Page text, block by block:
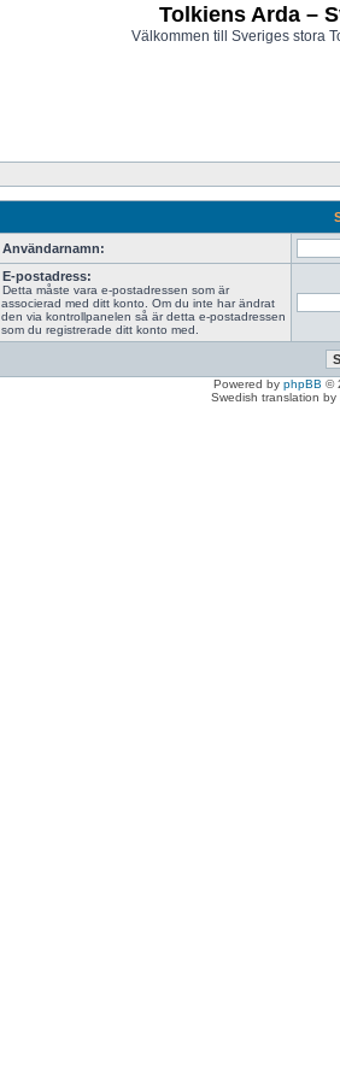
Tolkiens Arda –
Välkommen till Sveriges stora
Användarnamn:
E-postadress:
Detta måste vara e-postadressen som är
associerad med ditt konto. Om du inte har ändrat
den via kontrollpanelen så är detta e-postadressen
som du registrerade ditt konto med.
Powered by phpBB ©
Swedish translation by